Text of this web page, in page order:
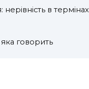
в термінах
яка говорить